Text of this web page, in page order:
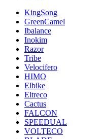
KingSong
GreenCamel
Ibalance
Inokim
Razor
Tribe
Velocifero
HIMO
Elbike
Eltreco
Cactus
FALCON
SPEEDUAL
VOLTECO